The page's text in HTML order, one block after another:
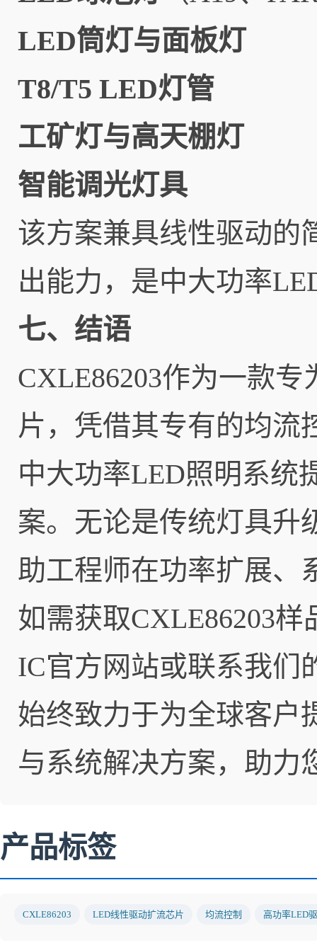
LED筒灯与面板灯
T8/T5 LED灯管
工矿灯与高天棚灯
智能调光灯具
该方案兼具线性驱动的
出能力，是中大功率
七、结语
CXLE86203作为一款
片，凭借其专有的均流
中大功率LED照明系统
案。无论是传统灯具升
助工程师在功率扩展、
如需获取CXLE86203
IC官方网站或联系我们
始终致力于为全球客户
与系统解决方案，助力
产品标签
CXLE86203 LED线性驱动扩流芯片 均流控制 高功率LED